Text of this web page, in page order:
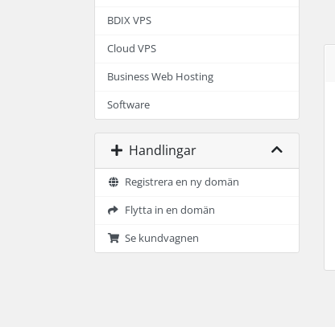
BDIX VPS
Cloud VPS
Business Web Hosting
Software
Handlingar
Registrera en ny domän
Flytta in en domän
Se kundvagnen